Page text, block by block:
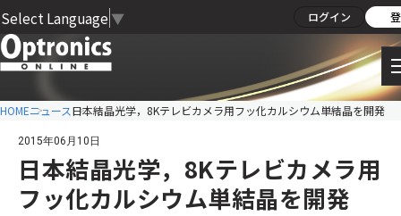
Select Language ▼ ログイン
HOMEニュース日本結晶光学，8Kテレビカメラ用フッ化カルシウム単結晶を開発
2015年06月10日
日本結晶光学，8Kテレビカメラ用
フッ化カルシウム単結晶を開発